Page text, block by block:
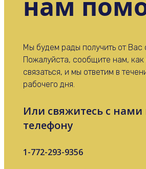
Мы будем рады получить от Вас
Пожалуйста, сообщите нам, как
связаться, и мы ответим в
рабочего дня.
Или свяжитесь с нами
телефону
1-772-293-9356